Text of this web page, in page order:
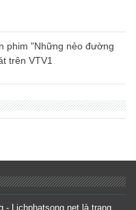
phim "Những nẻo đường
trên VTV1
- Lichphatsong.net là trang